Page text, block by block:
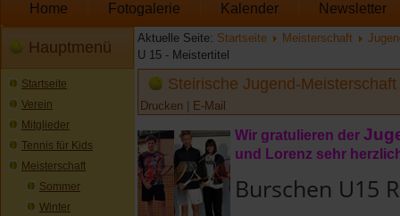
Home Fotogalerie Kalender Newsletter
Hauptmenü
Startseite
Verein
Mitglieder
Tennis für Kids
Meisterschaft
Sommer
Winter
Aktuelle Seite: Startseite Meisterschaft
U 15 - Meistertitel
Steirische Jugend-
Drucken E-Mail
Wir gratulieren der
und Lorenz sehr
Burschen U15